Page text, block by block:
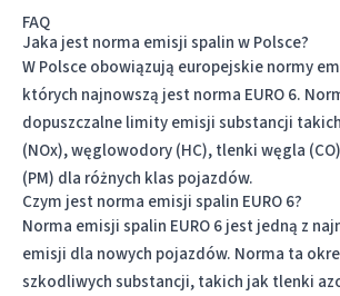
FAQ
Jaka jest norma emisji spalin w Polsce?
W Polsce obowiązują europejskie normy
których najnowszą jest norma EURO 6.
dopuszczalne limity emisji substancji
(NOx), węglowodory (HC), tlenki węgla
(PM) dla różnych klas pojazdów.
Czym jest norma emisji spalin EURO 6?
Norma emisji spalin EURO 6 jest jedną z
emisji dla nowych pojazdów. Norma ta
szkodliwych substancji, takich jak tlenki